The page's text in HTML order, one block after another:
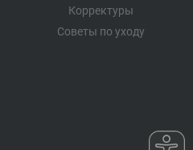
Корректуры
Советы по уходу